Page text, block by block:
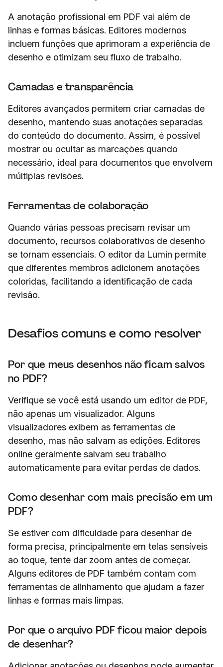
A anotação profissional em PDF vai além de
linhas e formas básicas. Editores modernos
incluem funções que aprimoram a experiência de
desenho e otimizam seu fluxo de trabalho.
Camadas e transparência
Editores avançados permitem criar camadas de
desenho, mantendo suas anotações separadas
do conteúdo do documento. Assim, é possível
mostrar ou ocultar as marcações quando
necessário, ideal para documentos que envolvem
múltiplas revisões.
Ferramentas de colaboração
Quando várias pessoas precisam revisar um
documento, recursos colaborativos de desenho
se tornam essenciais. O editor da Lumin permite
que diferentes membros adicionem anotações
coloridas, facilitando a identificação de cada
revisão.
Desafios comuns e como resolver
Por que meus desenhos não ficam salvos
no PDF?
Verifique se você está usando um editor de PDF,
não apenas um visualizador. Alguns
visualizadores exibem as ferramentas de
desenho, mas não salvam as edições. Editores
online geralmente salvam seu trabalho
automaticamente para evitar perdas de dados.
Como desenhar com mais precisão em um
PDF?
Se estiver com dificuldade para desenhar de
forma precisa, principalmente em telas sensíveis
ao toque, tente dar zoom antes de começar.
Alguns editores de PDF também contam com
ferramentas de alinhamento que ajudam a fazer
linhas e formas mais limpas.
Por que o arquivo PDF ficou maior depois
de desenhar?